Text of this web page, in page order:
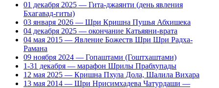
01 декабря 2025 — Гита-джаянти (день явления
Бхагавад-гиты)
03 января 2026 — Шри Кришна Пушья Абхишека
04 декабря 2025 — окончание Катьяяни-врата
04 мая 2015 — Явление Божеств Шри Шри Радха-
Рамана
09 ноября 2024 — Гопаштами (Гоштхаштами)
1-31 декабря — марафон Шрилы Прабхупады
12 мая 2025 — Кришна Пхула Дола, Шалила Вихара
13 мая 2014 — Шри Нрисимхадева Чатурдаши —